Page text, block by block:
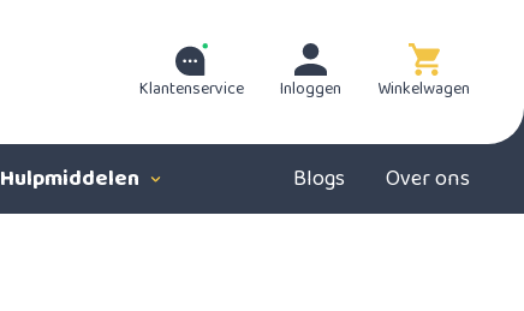
Klantenservice Inloggen Winkelwagen
Hulpmiddelen Blogs Over ons